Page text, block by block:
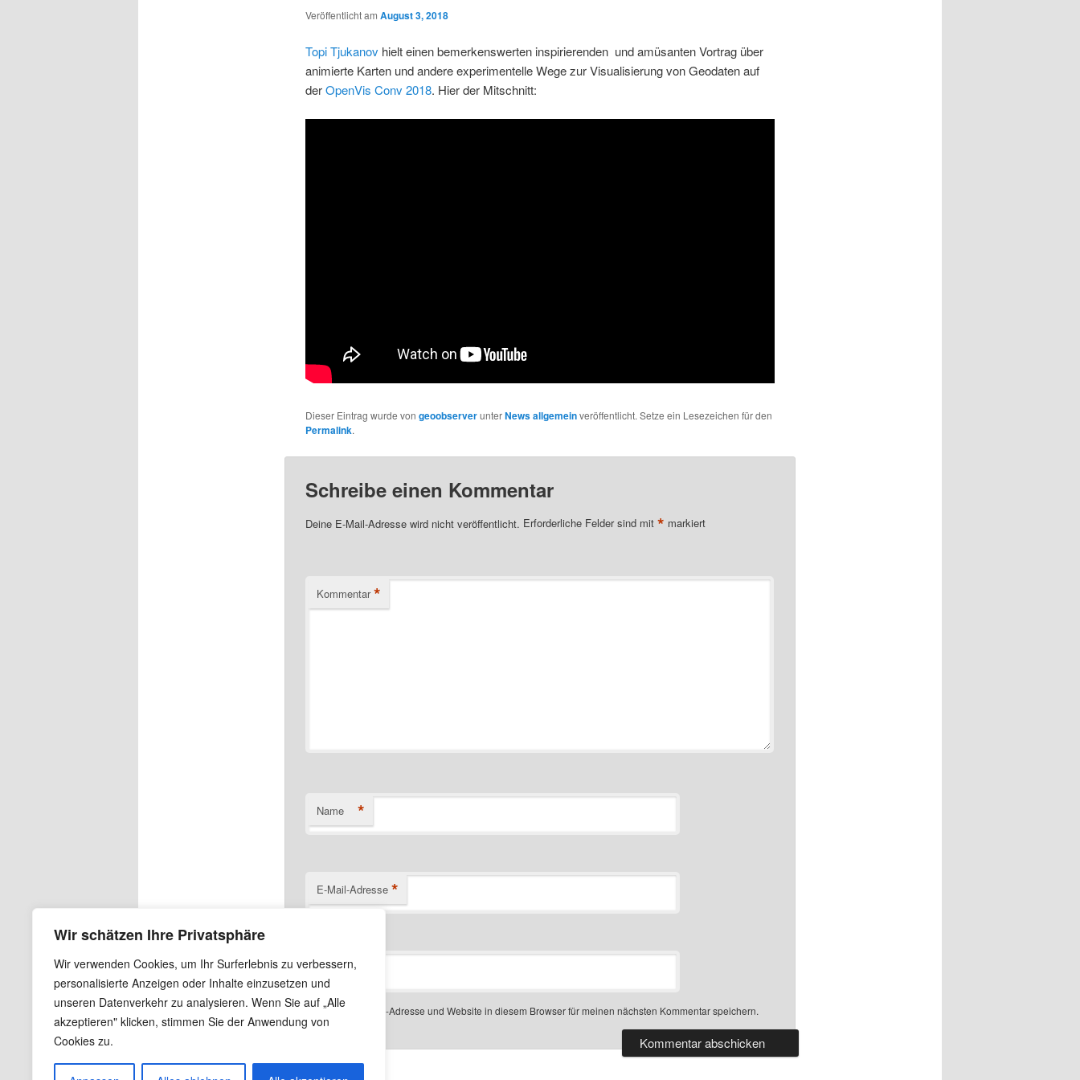
Wir schätzen Ihre Privatsphäre
Wir verwenden Cookies, um Ihr Surferlebnis zu verbessern,
personalisierte Anzeigen oder Inhalte einzusetzen und
unseren Datenverkehr zu analysieren. Wenn Sie auf „Alle
akzeptieren" klicken, stimmen Sie der Anwendung von
Cookies zu.
Veröffentlicht am August 3, 2018
Topi Tjukanovhielt einen bemerkenswerten inspirierenden und amüsanten Vortrag über
animierte Karten und andere experimentelle Wege zur Visualisierung von Geodaten auf
derOpenVis Conv 2018. Hier der Mitschnitt:
Dieser Eintrag wurde von geoobserverunterNews allgemeinveröffentlicht. Setze ein Lesezeichen für den
Permalink.
Schreibe einen Kommentar
Deine E-Mail-Adresse wird nicht veröffentlicht. Erforderliche Felder sind mit * markiert
Kommentar *
Name *
E-Mail-Adresse *
Website
Name, E-Mail-Adresse und Website in diesem Browser für meinen nächsten Kommentar speichern.